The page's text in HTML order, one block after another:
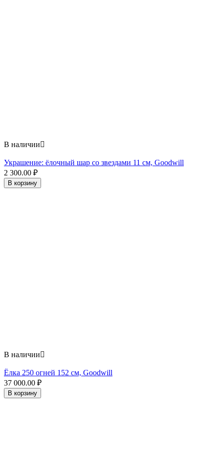
В наличии
Украшение: ёлочный шар со звездами 11 см, Goodwill
2 300.00 ₽
В корзину
В наличии
Ёлка 250 огней 152 см, Goodwill
37 000.00 ₽
В корзину